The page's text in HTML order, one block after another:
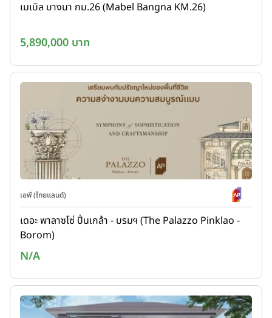
เมเบิล บางนา กม.26 (Mabel Bangna KM.26)
5,890,000 บาท
เอพี (ไทยแลนด์)
เดอะ พาลาซโซ่ ปิ่นเกล้า - บรมฯ (The Palazzo Pinklao -
Borom)
N/A